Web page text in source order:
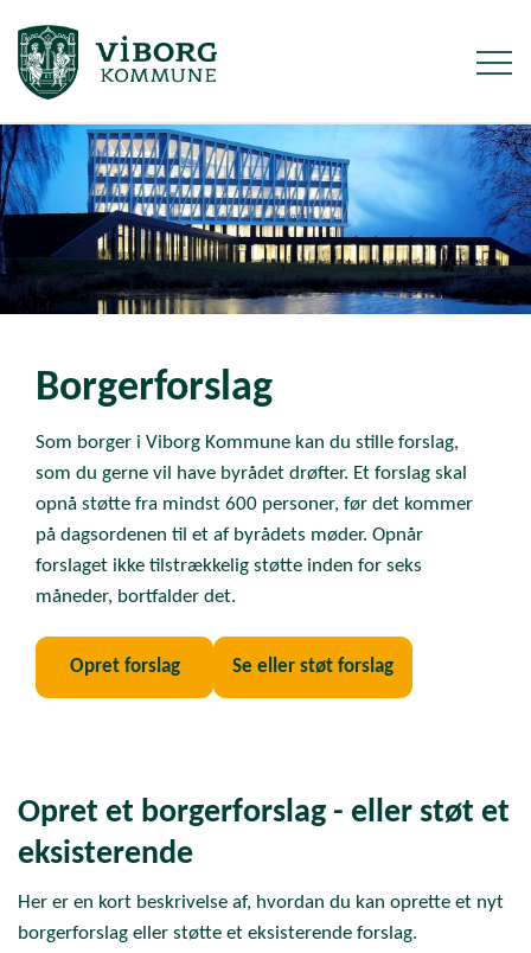
Borgerforslag
Som borger i Viborg Kommune kan du stille forslag,
som du gerne vil have byrådet drøfter. Et forslag skal
opnå støtte fra mindst 600 personer, før det kommer
på dagsordenen til et af byrådets møder. Opnår
forslaget ikke tilstrækkelig støtte inden for seks
måneder, bortfalder det.
Opret forslag Se eller støt forslag
Opret et borgerforslag - eller støt et
eksisterende
Her er en kort beskrivelse af, hvordan du kan oprette et nyt
borgerforslag eller støtte et eksisterende forslag.